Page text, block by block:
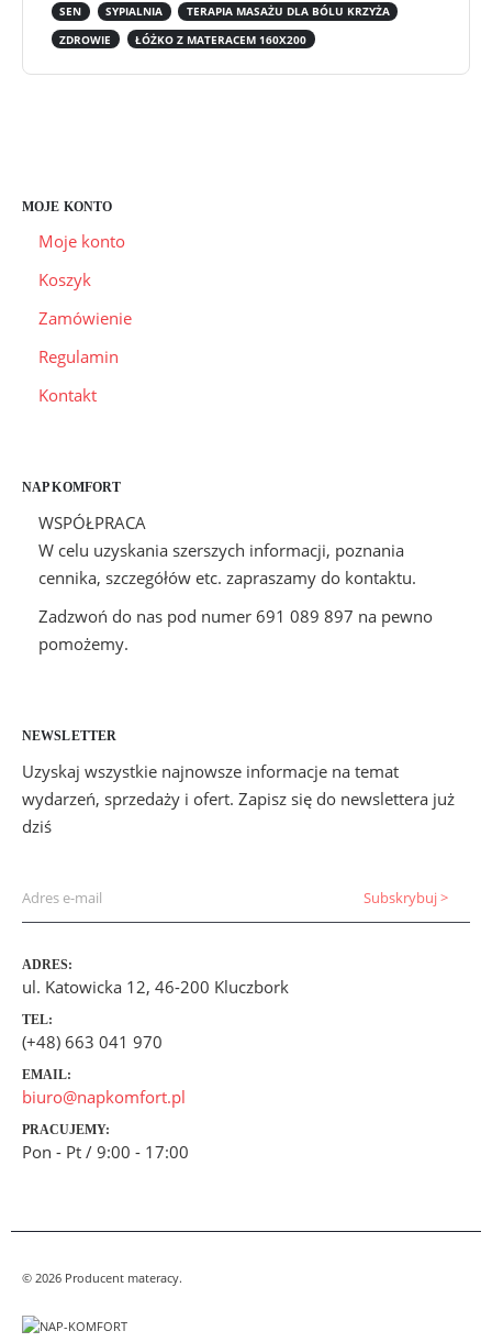
SEN
SYPIALNIA
TERAPIA MASAŻU DLA BÓLU KRZYŻA
ZDROWIE
ŁÓŻKO Z MATERACEM 160X200
MOJE KONTO
Moje konto
Koszyk
Zamówienie
Regulamin
Kontakt
NAP KOMFORT
WSPÓŁPRACA
W celu uzyskania szerszych informacji, poznania
cennika, szczegółów etc. zapraszamy do kontaktu.
Zadzwoń do nas pod numer 691 089 897 na pewno
pomożemy.
NEWSLETTER
Uzyskaj wszystkie najnowsze informacje na temat
wydarzeń, sprzedaży i ofert. Zapisz się do newslettera już
dziś
ADRES:
ul. Katowicka 12, 46-200 Kluczbork
TEL:
(+48) 663 041 970
EMAIL:
biuro@napkomfort.pl
PRACUJEMY:
Pon - Pt / 9:00 - 17:00
© 2026 Producent materacy.